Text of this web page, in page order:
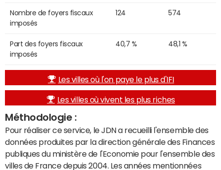
Nombre de foyers fiscaux
imposés
124 574
Part des foyers fiscaux
imposés
40,7 % 48,1 %
Les villes où l'on paye le plus d'IFI
Les villes où vivent les plus riches
Méthodologie :
Pour réaliser ce service, le JDN a recueilli l'ensemble des
données produites par la direction générale des Finances
publiques du ministère de l'Economie pour l'ensemble des
villes de France depuis 2004. Les années mentionnées